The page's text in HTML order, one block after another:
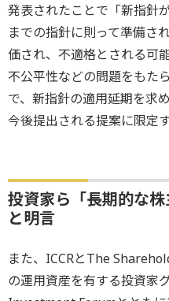
発表されたことで「新指針
までの指針に則って準備さ
価され、不適格とされる可
不公平性などの問題をもた
で、新指針の適用延期を求
今後提出される提案に限定
投資家ら「長期的な株
と明言
また、ICCRとThe
の運用資産を有する投資家